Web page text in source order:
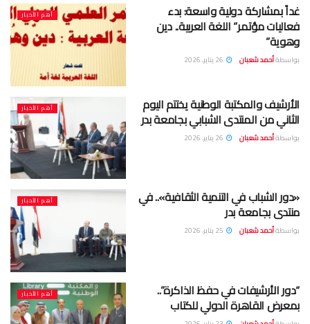
أهم الأخبار غداً بمشاركة دولية واسعة: بدء
فعاليات مؤتمر” اللغة العربية.. دين
وهوية”
بواسطةأحمد شعبان
أهم الأخبار الأرشيف والمكتبة الوطنية يختتم اليوم
الثاني من المنتدى الشبابي بجامعة بدر
بواسطةأحمد شعبان
أهم الأخبار «دور الشباب في التنمية الثقافية».. في
منتدى بجامعة بدر
بواسطةأحمد شعبان
أهم الأخبار “دور الأرشيفات في حفظ الذاكرة”..
بمعرض القاهرة الدولي للكتاب